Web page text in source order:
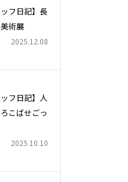
ッフ日記】長
術展
2025.12.08
ッフ日記】人
こばせごっ
2025.10.10